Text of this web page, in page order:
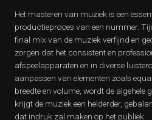
Het masteren van muziek is een
productieproces van een nummer.
final mix van de muziek verfijnd en
zorgen dat het consistent en
afspeelapparaten en in diverse
aanpassen van elementen zoals
breedte en volume, wordt de algehele
krijgt de muziek een helderder,
dat indruk zal maken op het publiek.